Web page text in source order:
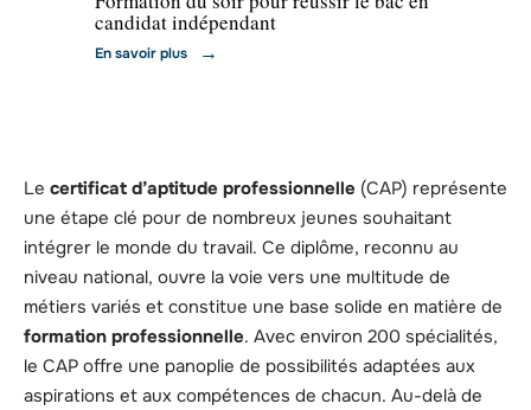
candidat indépendant
En savoir plus
Le certificat d’aptitude professionnelle (CAP) représente
une étape clé pour de nombreux jeunes souhaitant
intégrer le monde du travail. Ce diplôme, reconnu au
niveau national, ouvre la voie vers une multitude de
métiers variés et constitue une base solide en matière de
formation professionnelle. Avec environ 200 spécialités,
le CAP offre une panoplie de possibilités adaptées aux
aspirations et aux compétences de chacun. Au-delà de